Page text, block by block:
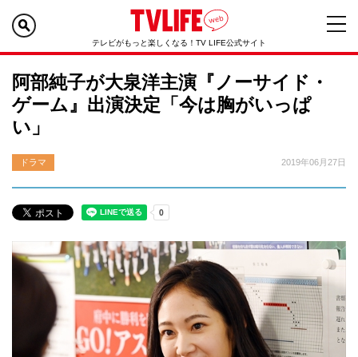
テレビがもっと楽しくなる！TV LIFE公式サイト
阿部純子が大泉洋主演『ノーサイド・
ゲーム』出演決定「今は胸がいっぱ
い」
ドラマ 2019年06月27日